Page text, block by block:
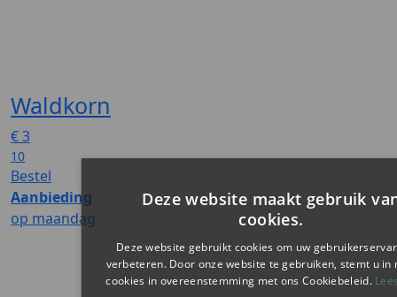
Waldkorn
€3
10
Bestel
Aanbieding
op maandag